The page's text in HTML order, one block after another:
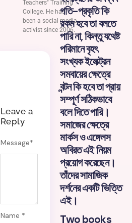
Teachers" Training
College. He has
been a social media
activist since 2006.
Leave a
Reply
Message*
Name *
গতি-প্রকৃতি কি
রকম হবে তা বলতে
পারি না, কিন্তু যথেষ্ট
পরিমানে বৃহৎ
সংখ্যক ইলেক্ট্রন
সমবায়ের ক্ষেত্রে
বন্টন কি হবে তা প্রায়
সম্পূর্ণ সঠিকভাবে
বলে দিতে পারি।
সমাজের ক্ষেত্রে
মার্কস ও এঙ্গেলস
অবিরত এই নিয়ম
প্রয়োগ করেছেন।
তাঁদের সামাজিক
দর্শনের একটি ভিত্তি
এই।
Two books